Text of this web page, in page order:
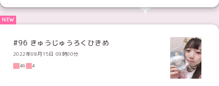
#96 きゅうじゅうろくひきめ
2022年08月15日 09時00分
46
4